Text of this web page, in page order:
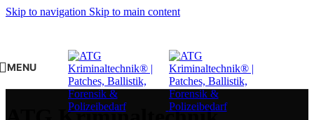
Skip to navigation Skip to main content
MENU